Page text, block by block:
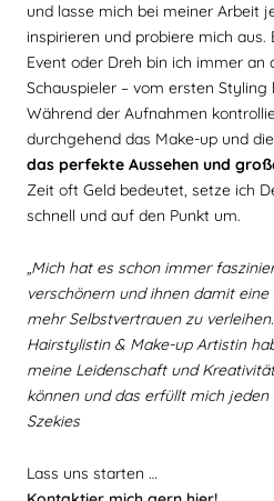
und lasse mich bei meiner Arbeit
inspirieren und probiere mich
Event oder Dreh bin ich immer an
Schauspieler – vom ersten Styling
Während der Aufnahmen
durchgehend das Make-up und
das perfekte Aussehen und
Zeit oft Geld bedeutet, setze ich
schnell und auf den Punkt um.
„Mich hat es schon immer
verschönern und ihnen damit
mehr Selbstvertrauen zu
Hairstylistin & Make-up Artistin
meine Leidenschaft und
können und das erfüllt mich jeden
Szekies
Lass uns starten …